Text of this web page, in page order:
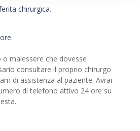
chirurgica.
o malessere che dovesse
consultare il proprio chirurgo
di assistenza al paziente. Avrai
di telefono attivo 24 ore su